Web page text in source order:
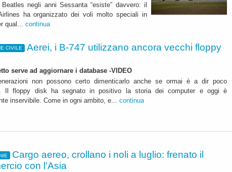
Beatles negli anni Sessanta “esiste” davvero: il
ha organizzato dei voli molto speciali in
qual... continua
CIVILE
Aerei, i B-747 utilizzano ancora vecchi floppy
serve ad aggiornare i database -VIDEO
non possono certo dimenticarlo anche se ormai è a dir poco
Il floppy disk ha segnato in positivo la storia dei computer e oggi è
inservibile. Come in ogni ambito, e... continua
Cargo aereo, crollano i noli a luglio: frenato il
con l'Asia